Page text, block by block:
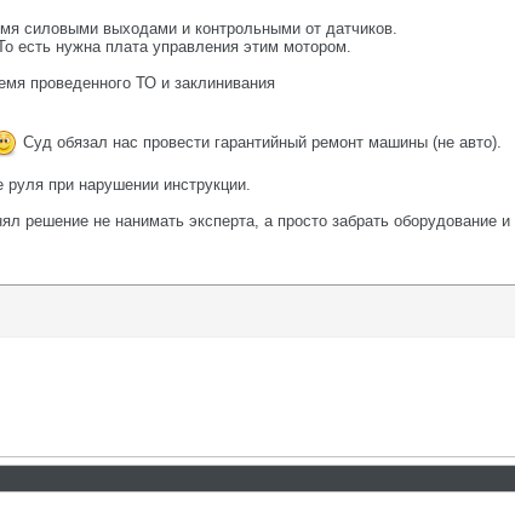
силовыми выходами и контрольными от датчиков.
есть нужна плата управления этим мотором.
проведенного ТО и заклинивания
Суд обязал нас провести гарантийный ремонт машины (не авто).
при нарушении инструкции.
не нанимать эксперта, а просто забрать оборудование и